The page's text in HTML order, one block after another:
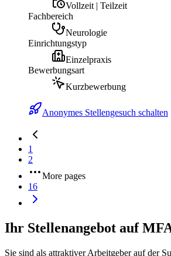
Vollzeit | Teilzeit
Fachbereich
Neurologie
Einrichtungstyp
Einzelpraxis
Bewerbungsart
Kurzbewerbung
Anonymes Stellengesuch schalten
1
2
More pages
16
Ihr Stellenangebot auf
Sie sind als attraktiver Arbeitgeber auf der